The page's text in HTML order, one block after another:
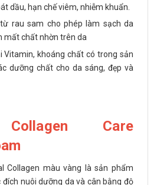
dầu, hạn chế viêm, nhiễm khuẩn.
rau sam cho phép làm sạch da
mất chất nhờn trên da
Vitamin, khoáng chất có trong sản
dưỡng chất cho da sáng, đẹp và
Care
Collagen màu vàng là sản phẩm
nuôi dưỡng da và cân bằng độ